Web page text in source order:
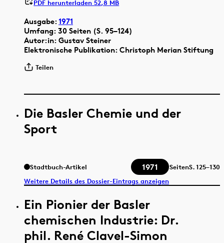
Ausgabe:1971
Umfang: 30 Seiten (S. 95–124)
Autor:in: Gustav Steiner
Elektronische Publikation: Christoph Merian Stiftung
Teilen
PDF herunterladen 52,8 MB
Die Basler Chemie und der
Sport
Stadtbuch-Artikel 1971 SeitenS.125–130
Weitere Details des Dossier-Eintrags anzeigen
Ein Pionier der Basler
chemischen Industrie: Dr.
phil. René Clavel-Simon